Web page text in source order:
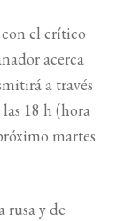
el crítico
acerca
a través
18 h (hora
martes
rusa y de